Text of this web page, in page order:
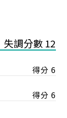
失調分數 12
得分 6
得分 6